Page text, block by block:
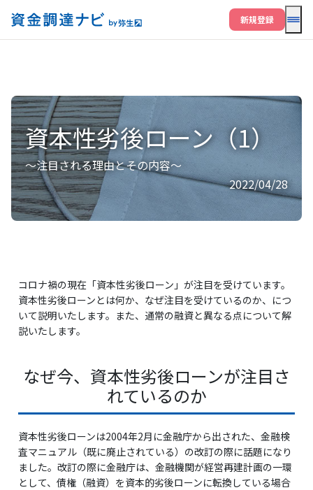
メ
新規登録
資本性劣後ローン（1）
～注目される理由とその内容～
2022/04/28
コロナ禍の現在「資本性劣後ローン」が注目を受けています。
資本性劣後ローンとは何か、なぜ注目を受けているのか、につ
いて説明いたします。また、通常の融資と異なる点について解
説いたします。
なぜ今、資本性劣後ローンが注目さ
れているのか
資本性劣後ローンは2004年2月に金融庁から出された、金融検
査マニュアル（既に廃止されている）の改訂の際に話題になり
ました。改訂の際に金融庁は、金融機関が経営再建計画の一環
として、債権（融資）を資本的劣後ローンに転換している場合